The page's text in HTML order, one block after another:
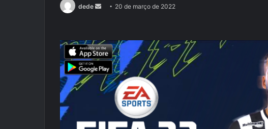
dede
Mande
mail
20 de março de 2022